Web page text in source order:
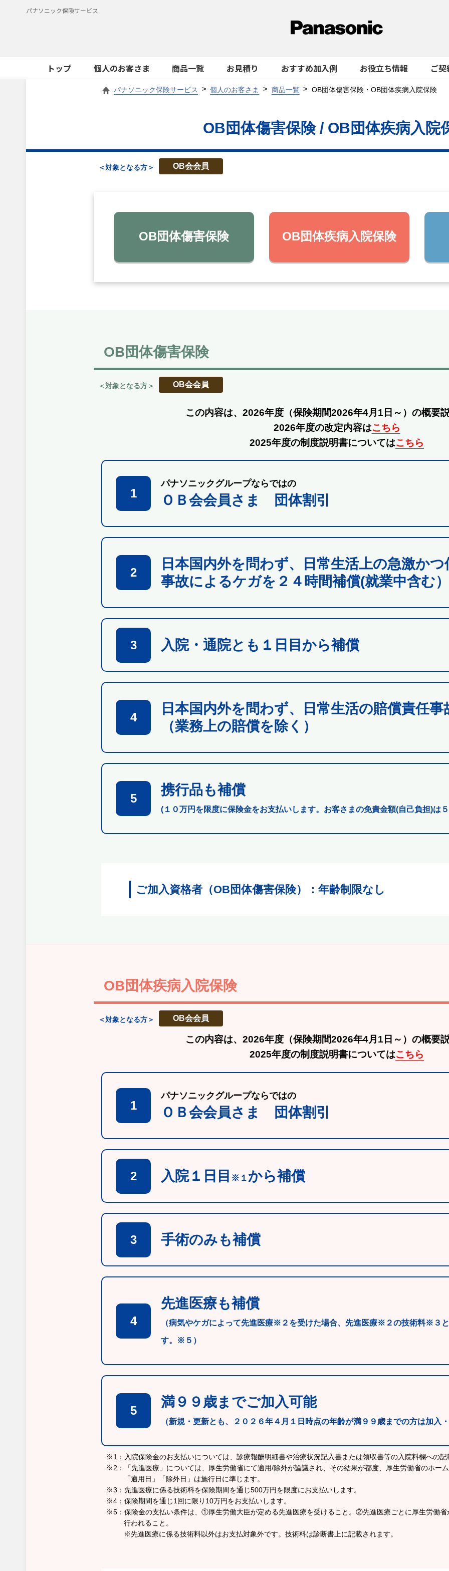
パナソニック保険サービス
トップ 個人のお客さま 商品一覧 お見積り おすすめ加入例 お役立ち情報 ご
パナソニック保険サービス 個人のお客さま 商品一覧 OB団体傷害保険・OB団体疾病入院保険
OB団体傷害保険 / OB団体疾病入院
＜対象となる方＞ OB会会員
OB団体傷害保険 OB団体疾病入院保険
OB団体傷害保険
＜対象となる方＞ OB会会員
この内容は、2026年度 （保険期間2026年4月1日～）の概要説
2026年度の改定内容はこちら
2025年度の制度説明書についてはこちら
1
パナソニックグループならではの
ＯＢ会会員さま 団体割引
2
日本国内外を問わず、日常生活上の急激か
事故によるケガを２４時間補償(就業中含む）
3 入院・通院とも１日目から補償
4
日本国内外を問わず、日常生活の賠償責任事
（業務上の賠償を除く）
5
携行品も補償
(１０万円を限度に保険金をお支払いします。お客さまの免責金額(自己負担)は
ご加入資格者（OB団体傷害保険） ：年齢制限なし
OB団体疾病入院保険
＜対象となる方＞ OB会会員
この内容は、2026年度 （保険期間2026年4月1日～）の概要説
2025年度の制度説明書についてはこちら
1
パナソニックグループならではの
ＯＢ会会員さま 団体割引
2 入院１日目 ※１ から補償
3 手術のみも補償
4
先進医療も補償
（病気やケガによって先進医療※２を受けた場合、先進医療※２の技術料※３
す。※５）
5
満９９歳までご加入可能
（新規・更新とも、２０２６年４月１日時点の年齢が満９９歳までの方は加入
※1：入院保険金のお支払いについては、診療報酬明細書や治療状況記入書または領収書等の入院料欄への記
※2：「先進医療」については、厚生労働省にて適用/除外が論議され、その結果が都度、厚生労働省のホーム
「適用日」「除外日」は施行日に準じます。
※3：先進医療に係る技術料を保険期間を通じ500万円を限度にお支払いします。
※4：保険期間を通じ1回に限り10万円をお支払いします。
※5：保険金の支払い条件は、①厚生労働大臣が定める先進医療を受けること。②先進医療ごとに厚生労働省
行われること。
※先進医療に係る技術料以外はお支払対象外です。技術料は診断書上に記載されます。